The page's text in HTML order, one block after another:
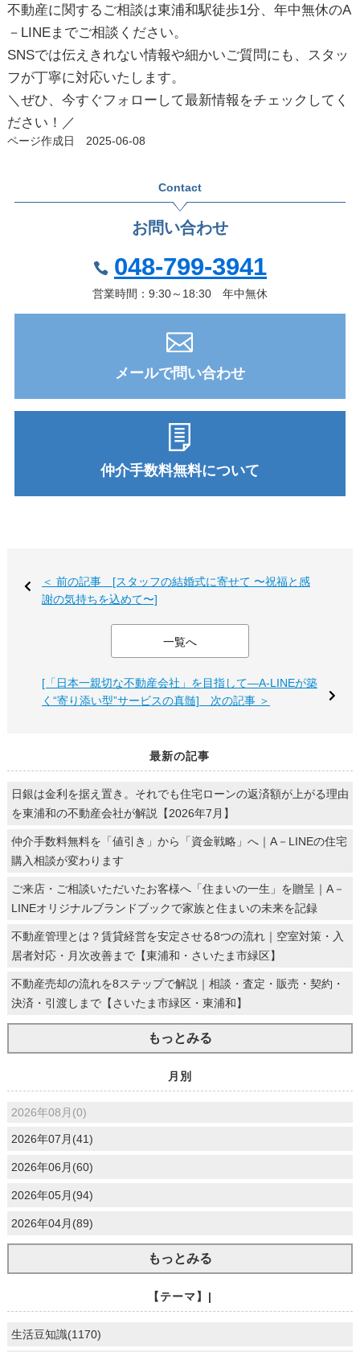
不動産に関するご相談は東浦和駅徒歩1分、年中無休のA
－LINEまでご相談ください。
SNSでは伝えきれない情報や細かいご質問にも、スタッ
フが丁寧に対応いたします。
＼ぜひ、今すぐフォローして最新情報をチェックしてく
ださい！／
ページ作成日 2025-06-08
Contact
お問い合わせ
048-799-3941
営業時間：9:30～18:30 年中無休
メールで問い合わせ
仲介手数料無料について
＜ 前の記事 [スタッフの結婚式に寄せて 〜祝福と感
謝の気持ちを込めて〜]
一覧へ
[「日本一親切な不動産会社」を目指して―A-LINEが築
く“寄り添い型”サービスの真髄] 次の記事 ＞
最新の記事
日銀は金利を据え置き。それでも住宅ローンの返済額が上がる理由
を東浦和の不動産会社が解説【2026年7月】
仲介手数料無料を「値引き」から「資金戦略」へ｜A－LINEの住宅
購入相談が変わります
ご来店・ご相談いただいたお客様へ「住まいの一生」を贈呈｜A－
LINEオリジナルブランドブックで家族と住まいの未来を記録
不動産管理とは？賃貸経営を安定させる8つの流れ｜空室対策・入
居者対応・月次改善まで【東浦和・さいたま市緑区】
不動産売却の流れを8ステップで解説｜相談・査定・販売・契約・
決済・引渡しまで【さいたま市緑区・東浦和】
もっとみる
月別
2026年08月(0)
2026年07月(41)
2026年06月(60)
2026年05月(94)
2026年04月(89)
もっとみる
【テーマ】|
生活豆知識(1170)